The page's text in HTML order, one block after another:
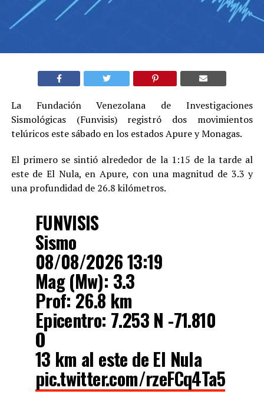
La Fundación Venezolana de Investigaciones
Sismológicas (Funvisis) registró dos movimientos
telúricos este sábado en los estados Apure y Monagas.
El primero se sintió alrededor de la 1:15 de la tarde al
este de El Nula, en Apure, con una magnitud de 3.3 y
una profundidad de 26.8 kilómetros.
FUNVISIS
Sismo
08/08/2026 13:19
Mag (Mw): 3.3
Prof: 26.8 km
Epicentro: 7.253 N -71.810
O
13 km al este de El Nula
pic.twitter.com/rzeFCq4Ta5